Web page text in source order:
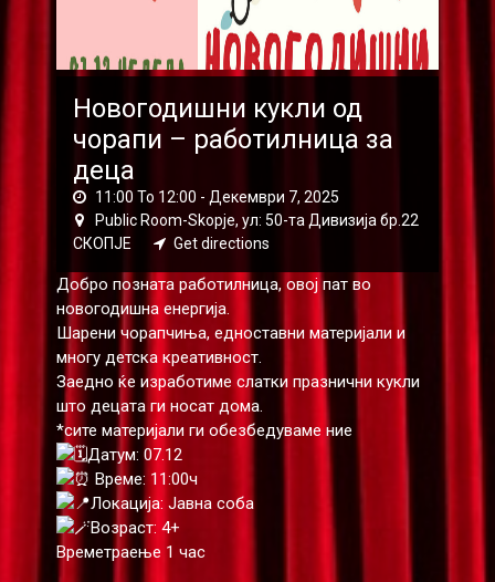
Новогодишни кукли од
чорапи – работилница за
деца
11:00 To 12:00 - Декември 7, 2025
Public Room-Skopje, ул: 50-та Дивизија бр.22
СКОПЈЕ
Get directions
Добро позната работилница, овој пат во
новогодишна енергија.
Шарени чорапчиња, едноставни материјали и
многу детска креативност.
Заедно ќе изработиме слатки празнични кукли
што децата ги носат дома.
*сите материјали ги обезбедуваме ние
Датум: 07.12
Време: 11:00ч
Локација: Јавна соба
Возраст: 4+
Времетраење 1 час